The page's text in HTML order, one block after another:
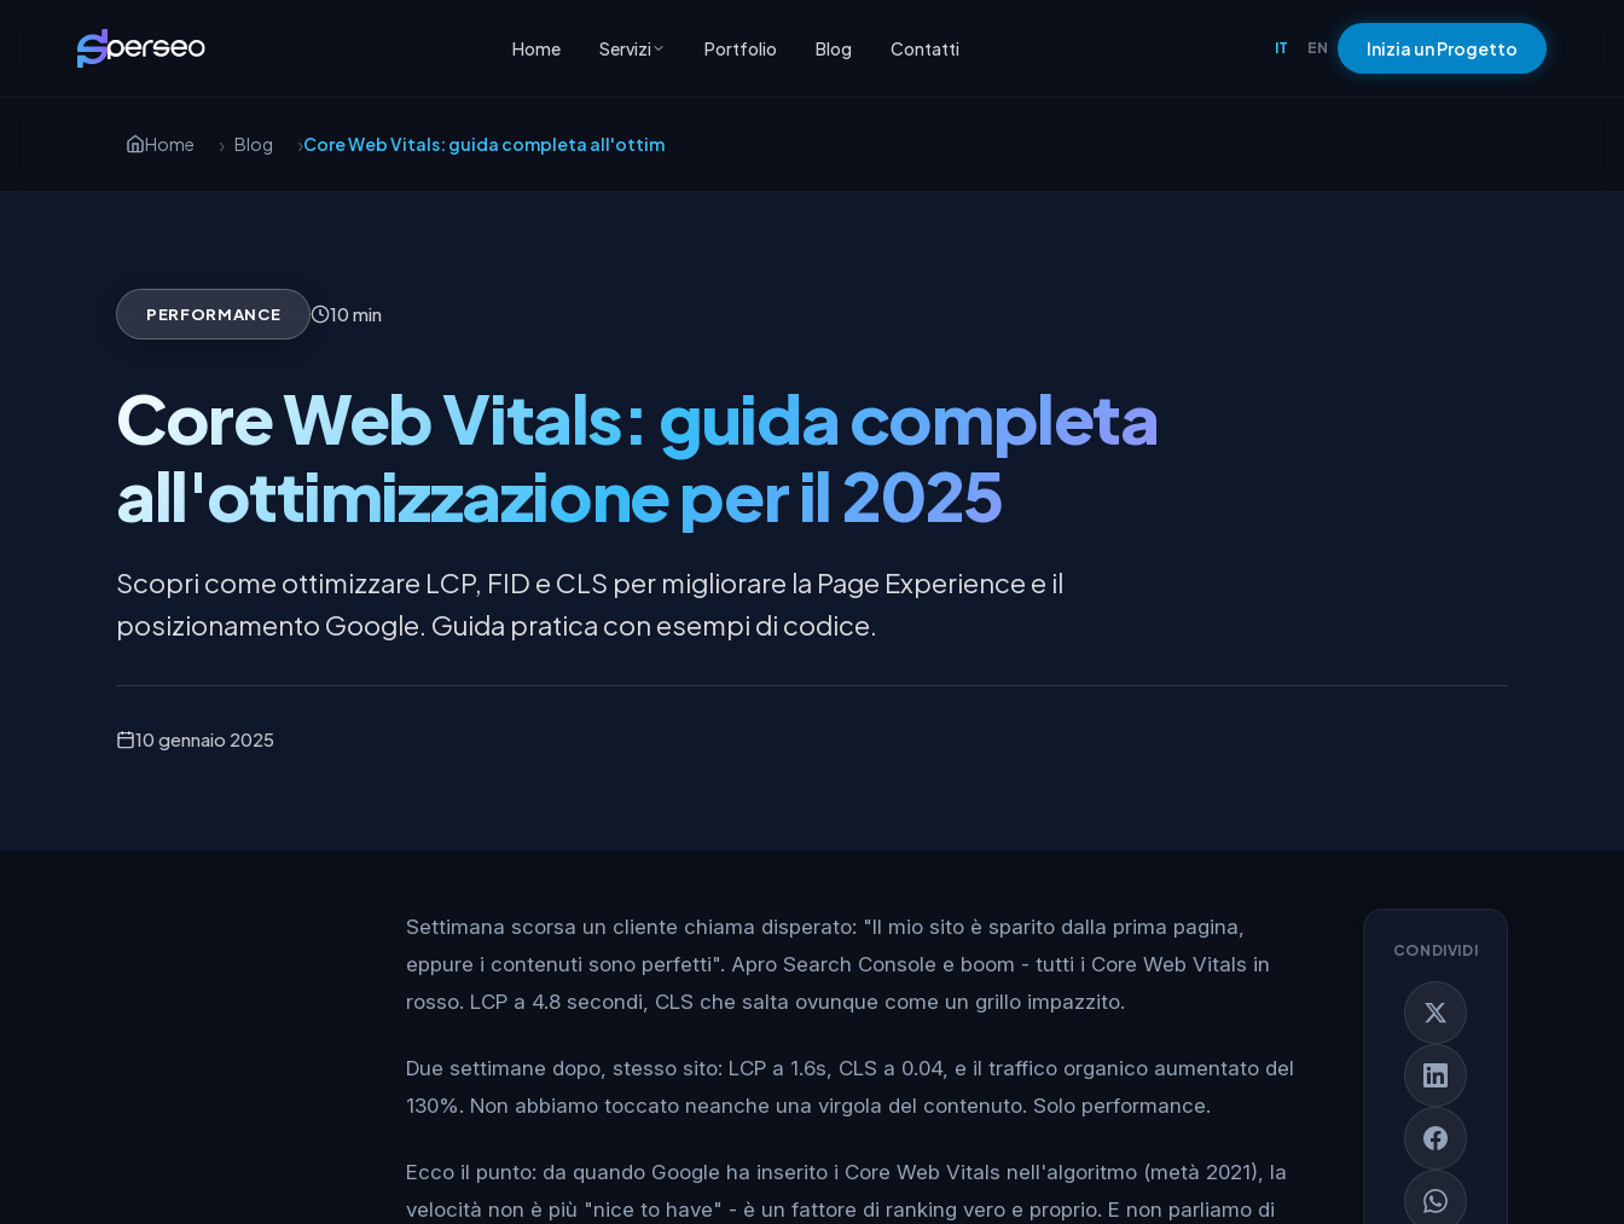
Home Servizi Portfolio Blog Contatti IT EN Inizia un Progetto
Home Blog Core Web Vitals: guida completa all'ottimizzazione per il 2025
PERFORMANCE 10 min
Core Web Vitals: guida completa
all'ottimizzazione per il 2025
Scopri come ottimizzare LCP, FID e CLS per migliorare la Page Experience e il
posizionamento Google. Guida pratica con esempi di codice.
10 gennaio 2025
Settimana scorsa un cliente chiama disperato: "Il mio sito è sparito dalla prima pagina,
eppure i contenuti sono perfetti". Apro Search Console e boom - tutti i Core Web Vitals in
rosso. LCP a 4.8 secondi, CLS che salta ovunque come un grillo impazzito.
Due settimane dopo, stesso sito: LCP a 1.6s, CLS a 0.04, e il traffico organico aumentato del
130%. Non abbiamo toccato neanche una virgola del contenuto. Solo performance.
Ecco il punto: da quando Google ha inserito i Core Web Vitals nell'algoritmo (metà 2021), la
velocità non è più "nice to have" - è un fattore di ranking vero e proprio. E non parliamo di
CONDIVIDI